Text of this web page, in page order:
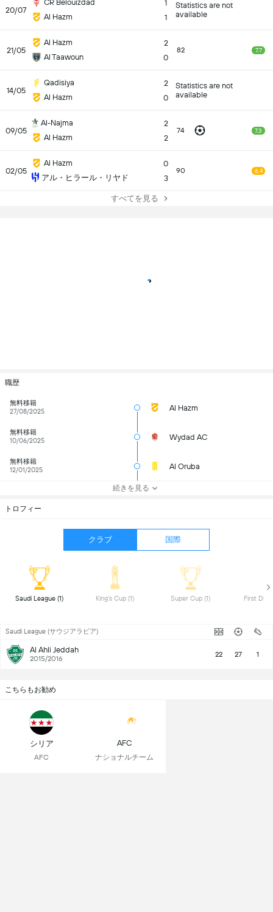
20/07
CR Belouizdad
Al Hazm
1
1
Statistics are not
available
21/05
Al Hazm
Al Taawoun
2
0
82 7.7
14/05
Qadisiya
Al Hazm
2
0
Statistics are not
available
09/05
Al-Najma
Al Hazm
2
2
74 7.3
02/05
Al Hazm
アル・ヒラール・リヤド
0
3
90 6.4
すべてを見る
職歴
無料移籍
27/08/2025
Al Hazm
無料移籍
10/06/2025
Wydad AC
無料移籍
12/01/2025
Al Oruba
続きを見る
トロフィー
クラブ 国際
Saudi League (サウジアラビア)
Al Ahli Jeddah
2015/2016 22 27 1
こちらもお勧め
シリア
AFC
AFC
ナショナルチーム